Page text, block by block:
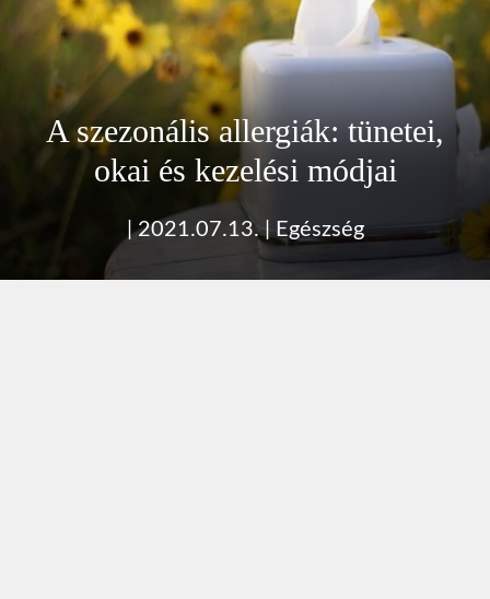
A szezonális allergiák: tünetei,
okai és kezelési módjai
|2021.07.13.| Egészség